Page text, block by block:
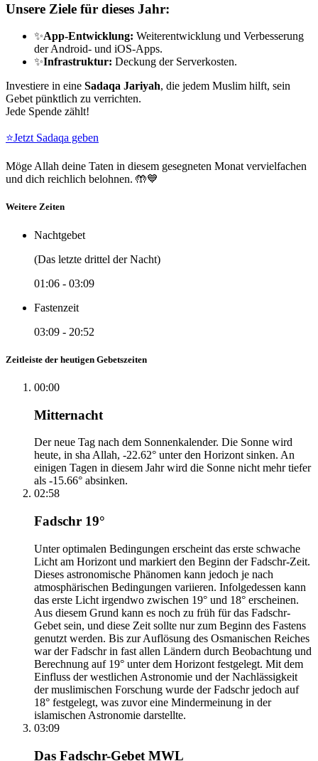
Unsere Ziele für dieses Jahr:
✨App-Entwicklung: Weiterentwicklung und Verbesserung
der Android- und iOS-Apps.
✨Infrastruktur: Deckung der Serverkosten.
Investiere in eine Sadaqa Jariyah, die jedem Muslim hilft, sein
Gebet pünktlich zu verrichten.
Jede Spende zählt!
⭐Jetzt Sadaqa geben
Möge Allah deine Taten in diesem gesegneten Monat vervielfachen
und dich reichlich belohnen. 🤲💙
Weitere Zeiten
Nachtgebet
(Das letzte drittel der Nacht)
01:06 - 03:09
Fastenzeit
03:09 - 20:52
Zeitleiste der heutigen Gebetszeiten
00:00
Mitternacht
Der neue Tag nach dem Sonnenkalender. Die Sonne wird
heute, in sha Allah, -22.62° unter den Horizont sinken. An
einigen Tagen in diesem Jahr wird die Sonne nicht mehr tiefer
als -15.66° absinken.
02:58
Fadschr 19°
Unter optimalen Bedingungen erscheint das erste schwache
Licht am Horizont und markiert den Beginn der Fadschr-Zeit.
Dieses astronomische Phänomen kann jedoch je nach
atmosphärischen Bedingungen variieren. Infolgedessen kann
das erste Licht irgendwo zwischen 19° und 18° erscheinen.
Aus diesem Grund kann es noch zu früh für das Fadschr-
Gebet sein, und diese Zeit sollte nur zum Beginn des Fastens
genutzt werden. Bis zur Auflösung des Osmanischen Reiches
war der Fadschr in fast allen Ländern durch Beobachtung und
Berechnung auf 19° unter dem Horizont festgelegt. Mit dem
Einfluss der westlichen Astronomie und der Nachlässigkeit
der muslimischen Forschung wurde der Fadschr jedoch auf
18° festgelegt, was zuvor eine Mindermeinung in der
islamischen Astronomie darstellte.
03:09
Das Fadschr-Gebet MWL